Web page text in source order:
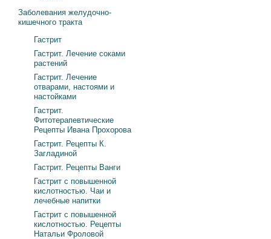
Заболевания желудочно-
кишечного тракта
Гастрит
Гастрит. Лечение соками
растений
Гастрит. Лечение
отварами, настоями и
настойками
Гастрит.
Фитотерапевтические
Рецепты Ивана Прохорова
Гастрит. Рецепты К.
Загладиной
Гастрит. Рецепты Ванги
Гастрит с повышенной
кислотностью. Чаи и
лечебные напитки
Гастрит с повышенной
кислотностью. Рецепты
Натальи Фроловой